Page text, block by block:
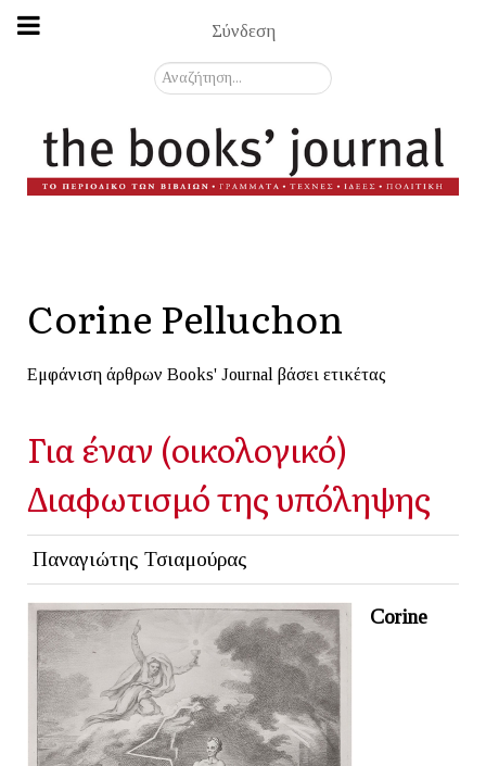
Σύνδεση
Αναζήτηση...
Corine Pelluchon
Εμφάνιση άρθρων Books' Journal βάσει ετικέτας
Για έναν (οικολογικό)
Διαφωτισμό της υπόληψης
Παναγιώτης Τσιαμούρας
Corine